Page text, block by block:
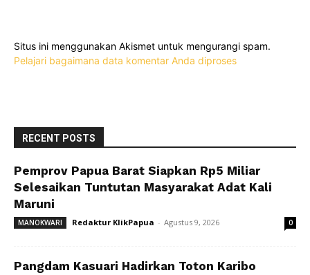
Situs ini menggunakan Akismet untuk mengurangi spam.
Pelajari bagaimana data komentar Anda diproses
RECENT POSTS
Pemprov Papua Barat Siapkan Rp5 Miliar
Selesaikan Tuntutan Masyarakat Adat Kali
Maruni
MANOKWARI Redaktur KlikPapua - Agustus 9, 2026 0
Pangdam Kasuari Hadirkan Toton Karibo